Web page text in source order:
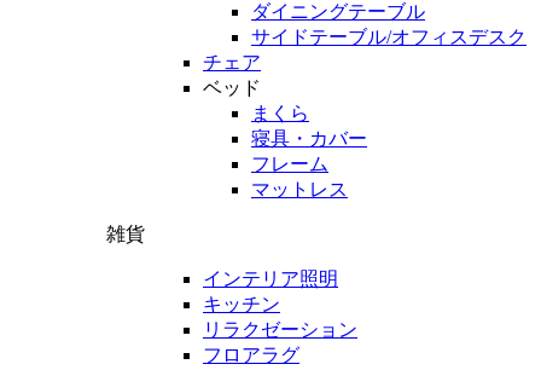
ダイニングテーブル
サイドテーブル/オフィスデスク
チェア
ベッド
まくら
寝具・カバー
フレーム
マットレス
雑貨
インテリア照明
キッチン
リラクゼーション
フロアラグ